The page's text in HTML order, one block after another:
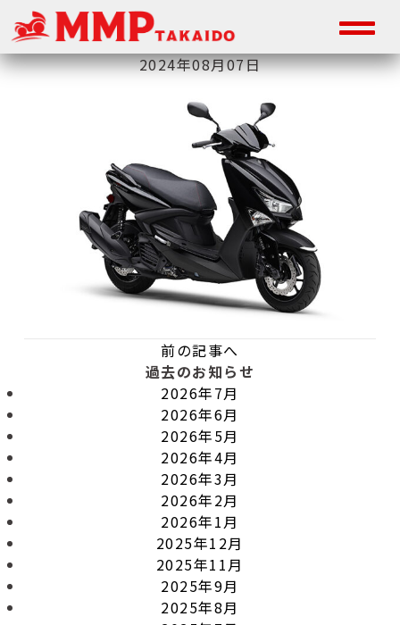
2024年08月07日
前の記事へ
過去のお知らせ
2026年7月
2026年6月
2026年5月
2026年4月
2026年3月
2026年2月
2026年1月
2025年12月
2025年11月
2025年9月
2025年8月